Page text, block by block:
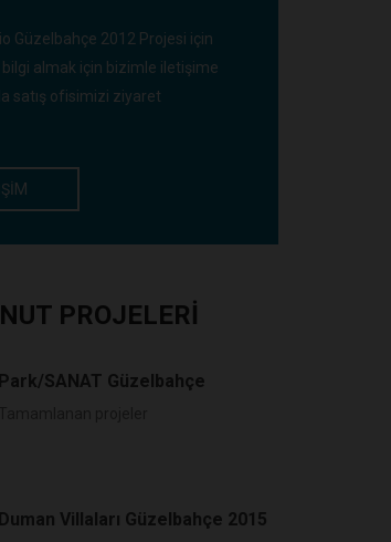
Güzelbahçe 2012 Projesi için
bilgi almak için bizimle iletişime
satış ofisimizi ziyaret
PROJELERI
Park/SANAT Güzelbahçe
Duman Villaları Güzelbahçe 2015